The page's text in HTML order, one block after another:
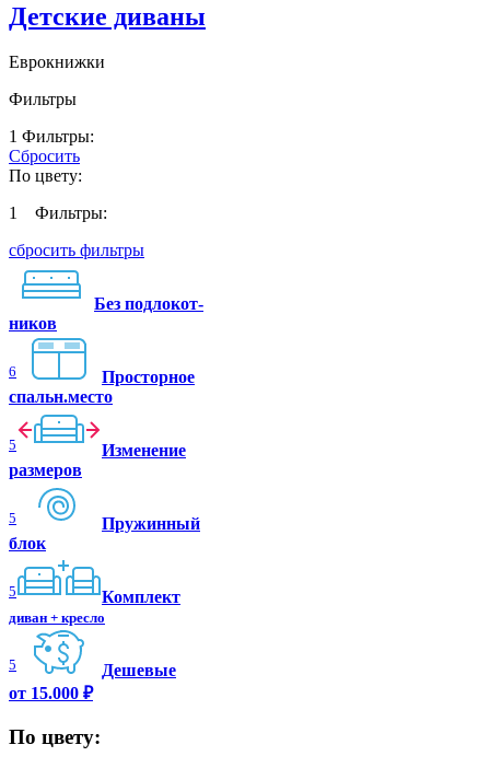
Детские диваны
Еврокнижки
Фильтры
1 Фильтры:
Сбросить
По цвету:
1 Фильтры:
сбросить фильтры
Без подлокот-
ников
6
Просторное
спальн.место
5
Изменение
размеров
5
Пружинный
блок
5 Комплект
диван + кресло
5
Дешевые
от 15.000 ₽
По цвету: